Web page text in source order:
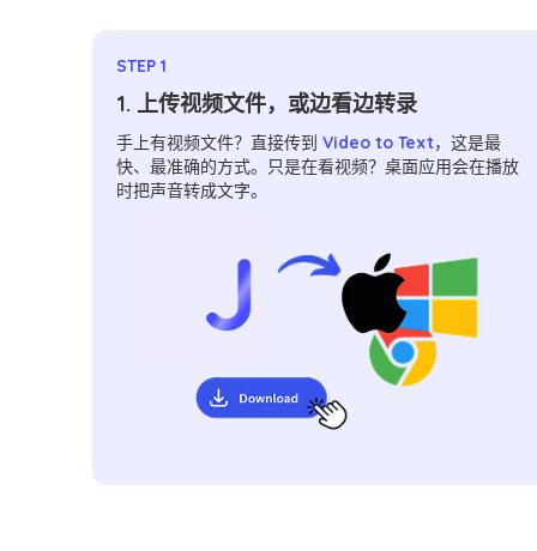
STEP 1
1. 上传视频文件，或边看边转录
手上有视频文件？直接传到Video to Text，这是最
快、最准确的方式。只是在看视频？桌面应用会在播放
时把声音转成文字。